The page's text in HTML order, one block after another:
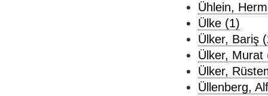
Ühlein,
Ülke (1)
Ülker, Bariş
Ülker, Murat
Ülker,
Üllenberg,